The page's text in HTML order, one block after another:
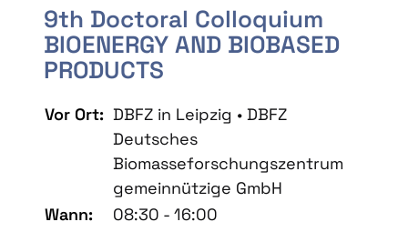
9th Doctoral Colloquium
BIOENERGY AND BIOBASED
PRODUCTS
Vor Ort: DBFZ in Leipzig • DBFZ
Deutsches
Biomasseforschungszentrum
gemeinnützige GmbH
Wann:
08:30 - 16:00